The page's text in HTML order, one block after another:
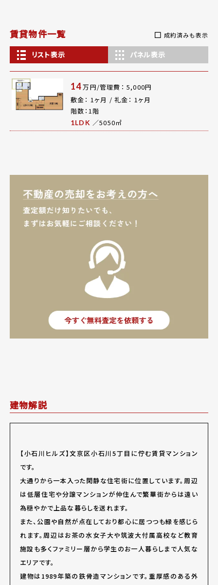
賃貸物件一覧 成約済みも表示
リスト表示 パネル表示
14万円/管理費： 5,000円
敷金： 1ヶ月 / 礼金： 1ヶ月
階数：1階
1LDK ／5050㎡
建物解説
【小石川ヒルズ】文京区小石川5丁目に佇む賃貸マンション
です。
大通りから一本入った閑静な住宅街に位置しています。周辺
は低層住宅や分譲マンションが仲住んで繁華街からは遠い
為穏やかで上品な暮らしを送れます。
また、公園や自然が点在しており都心に居つつも緑を感じら
れます。周辺はお茶の水女子大や筑波大付属高校など教育
施設も多くファミリー層から学生のお一人暮らしまで人気な
エリアです。
建物は1989年築の鉄骨造マンションです。重厚感のある外